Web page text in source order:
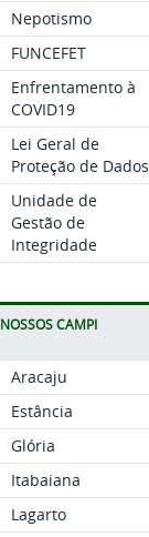
Nepotismo
FUNCEFET
Enfrentamento à
COVID19
Lei Geral de
Proteção de Dados
Unidade de
Gestão de
Integridade
NOSSOS CAMPI
Aracaju
Estância
Glória
Itabaiana
Lagarto